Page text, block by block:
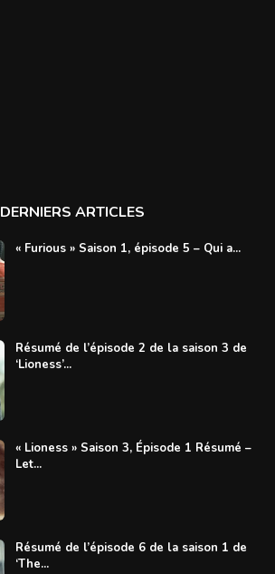
DERNIERS ARTICLES
« Furious » Saison 1, épisode 5 – Qui a...
Résumé de l’épisode 2 de la saison 3 de
‘Lioness’...
« Lioness » Saison 3, Épisode 1 Résumé –
Let...
Résumé de l’épisode 6 de la saison 1 de
‘The...